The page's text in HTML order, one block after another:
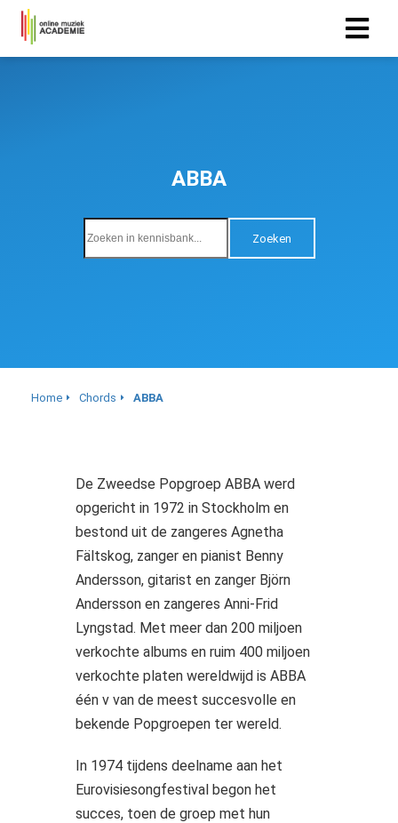
ABBA
Zoeken
Home Chords ABBA
De Zweedse Popgroep ABBA werd
opgericht in 1972 in Stockholm en
bestond uit de zangeres Agnetha
Fältskog, zanger en pianist Benny
Andersson, gitarist en zanger Björn
Andersson en zangeres Anni-Frid
Lyngstad. Met meer dan 200 miljoen
verkochte albums en ruim 400 miljoen
verkochte platen wereldwijd is ABBA
één v van de meest succesvolle en
bekende Popgroepen ter wereld.
In 1974 tijdens deelname aan het
Eurovisiesongfestival begon het
succes, toen de groep met hun